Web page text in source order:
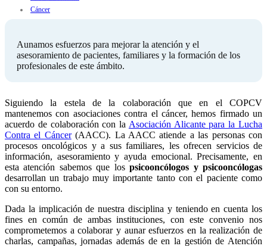
Cáncer
Aunamos esfuerzos para mejorar la atención y el
asesoramiento de pacientes, familiares y la formación de los
profesionales de este ámbito.
Siguiendo la estela de la colaboración que en el COPCV
mantenemos con asociaciones contra el cáncer, hemos firmado un
acuerdo de colaboración con la Asociación Alicante para la Lucha
Contra el Cáncer(AACC). La AACC atiende a las personas con
procesos oncológicos y a sus familiares, les ofrecen servicios de
información, asesoramiento y ayuda emocional. Precisamente, en
esta atención sabemos que lospsicooncólogos y psicooncólogas
desarrollan un trabajo muy importante tanto con el paciente como
con su entorno.
Dada la implicación de nuestra disciplina y teniendo en cuenta los
fines en común de ambas instituciones, con este convenio nos
comprometemos a colaborar y aunar esfuerzos en la realización de
charlas, campañas, jornadas además de en la gestión de Atención